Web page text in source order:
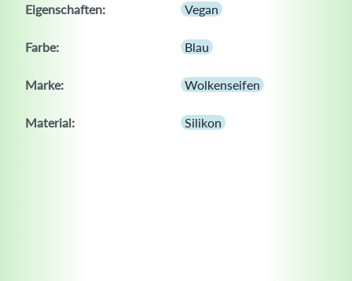
Eigenschaften: Vegan
Farbe: Blau
Marke: Wolkenseifen
Material: Silikon